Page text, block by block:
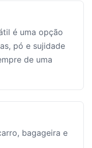
é uma opção
pó e sujidade
de uma
bagageira e